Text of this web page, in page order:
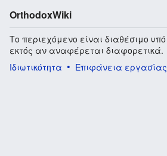
OrthodoxWiki
Το περιεχόμενο είναι διαθέσιμο υπό
εκτός αν αναφέρεται διαφορετικά.
Ιδιωτικότητα
Επιφάνεια εργασίας